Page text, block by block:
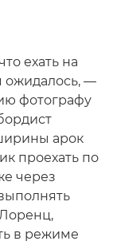
ехать на
ожидалось, —
фотографу
арок
проехать по
через
в режиме